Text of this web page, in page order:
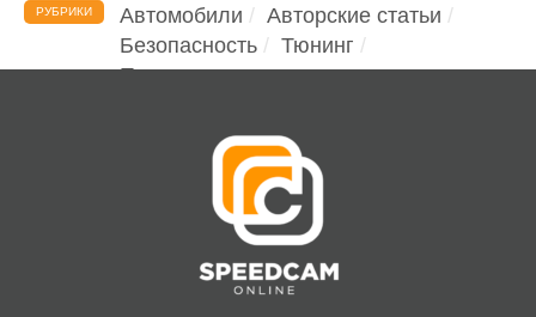
РУБРИКИ Автомобили
Авторские статьи
Безопасность
Тюнинг
Помощь водителю